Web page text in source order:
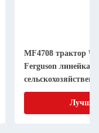
MF4708 трактор
Ferguson линейка